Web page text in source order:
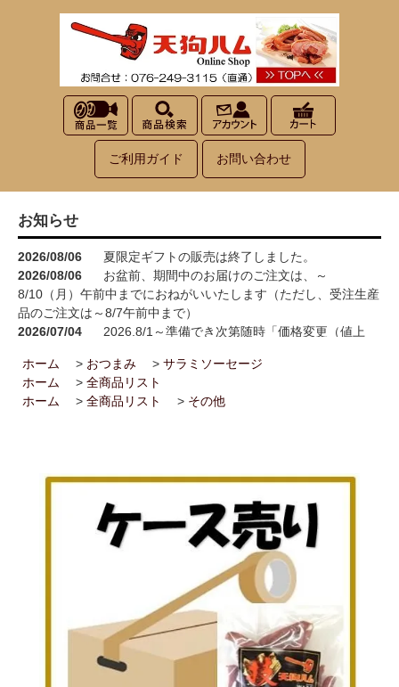
ご利用ガイド お問い合わせ
お知らせ
2026/08/06
夏限定ギフトの販売は終了しました。
2026/08/06
お盆前、期間中のお届けのご注文は、～
8/10（月）午前中までにおねがいいたします（ただし、受注生産
品のご注文は～8/7午前中まで）
2026/07/04
2026.8/1～準備でき次第随時「価格変更（値上
2026/05/15
お買い物が楽しくなる！100円お買い上げごとに1
ポイント進呈→3ポイント進呈に！！
2026/02/14
ハム屋（天狗ハム）の作るこだわり「ハムカツ」
2025/07/14
お届け先1か所に付き10,800円（税込）以上ご購
入で送料無料(^^)/（ただし例外（冷凍商品を同梱された場合な
ど）もございます）
会員登録後のお買い物がお得に！！ポイントにつ
天狗ハムオンラインショップ会員様限定！
3％OFF商品を増やしました(^^)/
「お肉」のご注文は「お急ぎ便」「当日出荷」の
対象外です。詳しくは各ページの「商品説明」欄をご確認くださ
【ご注意】配送をお急ぎの方は、日付指定をせず
ホーム > おつまみ > サラミソーセージ
ホーム
> 全商品リスト
ホーム
> 全商品リスト > その他